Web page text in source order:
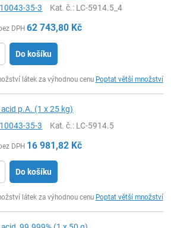
10043-35-3 Kat. č.: LC-5914.5_4
DPH 62 743,80 Kč
Do košíku
látek za výhodnou cenu Poptat větší množství
p.A. (1 x 25 kg)
10043-35-3 Kat. č.: LC-5914.5
DPH 16 981,82 Kč
Do košíku
látek za výhodnou cenu Poptat větší množství